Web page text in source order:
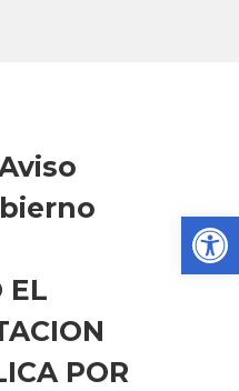
EL
POR